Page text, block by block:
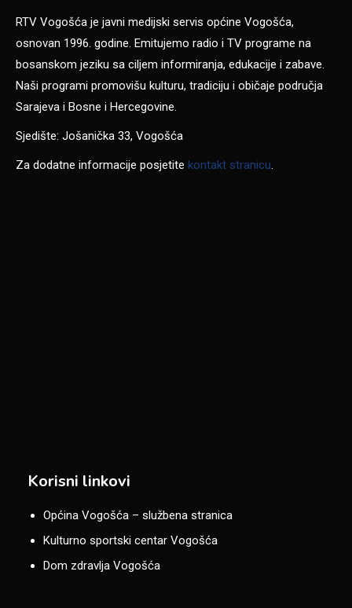
RTV Vogošća je javni medijski servis općine Vogošća,
osnovan 1996. godine. Emitujemo radio i TV programe na
bosanskom jeziku sa ciljem informiranja, edukacije i zabave.
Naši programi promovišu kulturu, tradiciju i običaje područja
Sarajeva i Bosne i Hercegovine.
Sjedište: Jošanička 33, Vogošća
Za dodatne informacije posjetite kontakt stranicu.
Korisni linkovi
Općina Vogošća – službena stranica
Kulturno sportski centar Vogošća
Dom zdravlja Vogošća